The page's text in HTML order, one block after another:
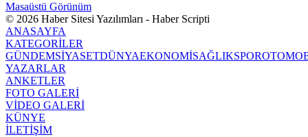
Masaüstü Görünüm
© 2026 Haber Sitesi Yazılımları - Haber Scripti
ANASAYFA
KATEGORİLER
GÜNDEMSİYASETDÜNYAEKONOMİSAĞLIKSPOR
YAZARLAR
ANKETLER
FOTO GALERİ
VİDEO GALERİ
KÜNYE
İLETİŞİM